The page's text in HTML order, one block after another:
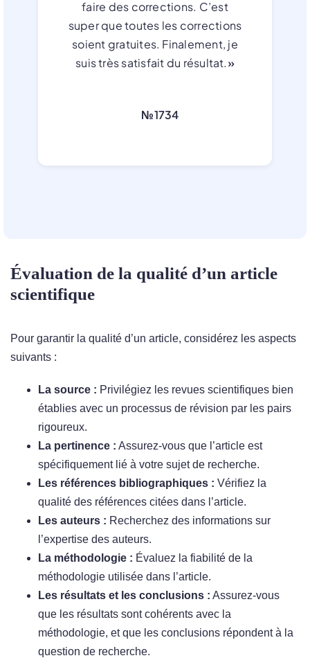
faire des corrections. C’est
super que toutes les corrections
soient gratuites. Finalement, je
suis très satisfait du résultat.»
№1734
Évaluation de la qualité d’un article
scientifique
Pour garantir la qualité d’un article, considérez les aspects
suivants :
La source : Privilégiez les revues scientifiques bien
établies avec un processus de révision par les pairs
rigoureux.
La pertinence : Assurez-vous que l’article est
spécifiquement lié à votre sujet de recherche.
Les références bibliographiques : Vérifiez la
qualité des références citées dans l’article.
Les auteurs : Recherchez des informations sur
l’expertise des auteurs.
La méthodologie : Évaluez la fiabilité de la
méthodologie utilisée dans l’article.
Les résultats et les conclusions : Assurez-vous
que les résultats sont cohérents avec la
méthodologie, et que les conclusions répondent à la
question de recherche.